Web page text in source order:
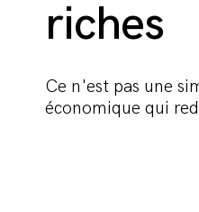
riches
Ce n'est pas une
économique qui